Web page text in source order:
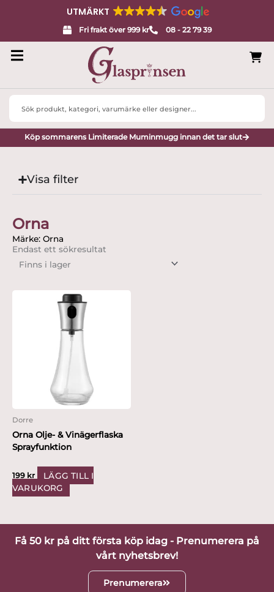
UTMÄRKT
Fri frakt över 999 kr 08 - 22 79 39
Search
Köp sommarens Limiterade Muminmugg innan det tar slut
Visa filter
Orna
Märke: Orna
Endast ett sökresultat
Dorre
Orna Olje- & Vinägerflaska
Sprayfunktion
199 kr
LÄGG TILL I
VARUKORG
Få 50 kr på ditt första köp idag - Prenumerera på
vårt nyhetsbrev!
Prenumerera